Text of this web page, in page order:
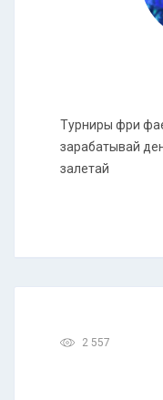
Турниры фри
зарабатывай
залетай
2 557